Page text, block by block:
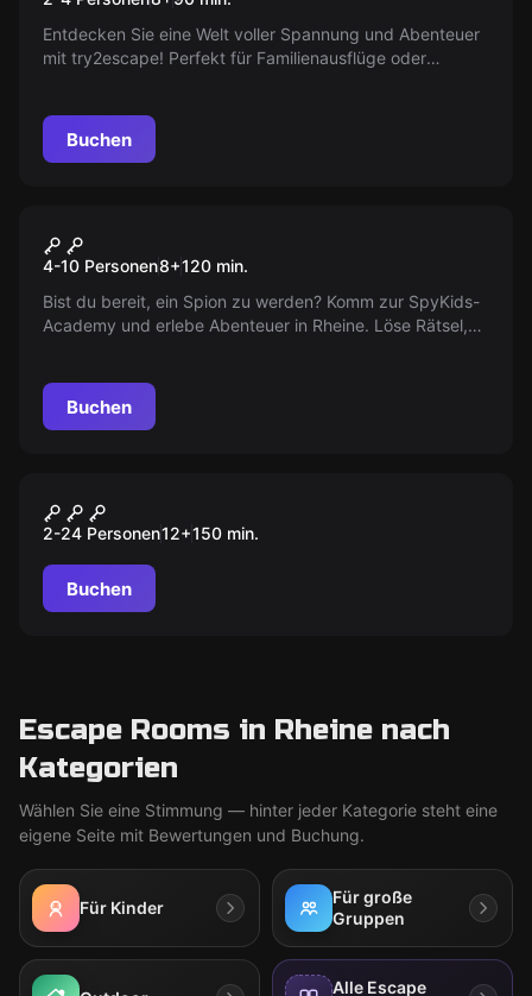
Entdecken Sie eine Welt voller Spannung und Abenteuer
mit try2escape! Perfekt für Familienausflüge oder
unvergessliches Erlebnis wartet auf Sie!
Buchen
Smart Kids Academy
4-10 Personen8+120 min.
Bist du bereit, ein Spion zu werden? Komm zur SpyKids-
Academy und erlebe Abenteuer in Rheine. Löse Rätsel,
Buchen
ILLUMINATEN Mord am
Bischof
2-24 Personen12+150 min.
Buchen
Escape Rooms in Rheine nach
Kategorien
Wählen Sie eine Stimmung — hinter jeder Kategorie steht eine
eigene Seite mit Bewertungen und Buchung.
Für Kinder
Für große
Gruppen
Alle Escape